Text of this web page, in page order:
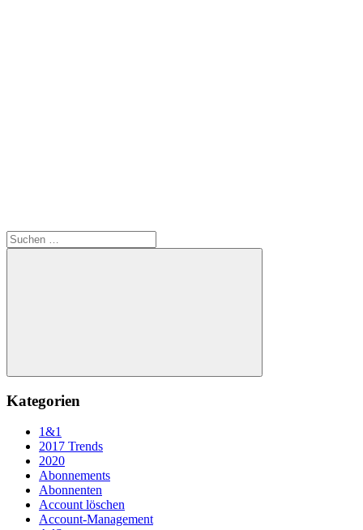
Suchen
nach:
Suchen
Kategorien
1&1
2017 Trends
2020
Abonnements
Abonnenten
Account löschen
Account-Management